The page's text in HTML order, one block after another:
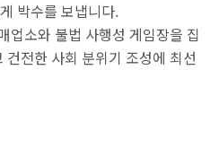
박수를 보냅니다.
업소와 불법 사행성 게임장을 집
전한 사회 분위기 조성에 최선